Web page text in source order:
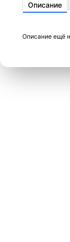
Описание
Описание ещё